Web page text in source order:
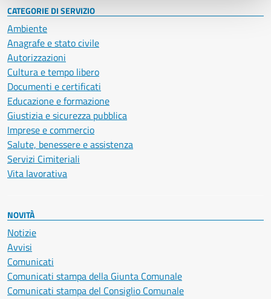
CATEGORIE DI SERVIZIO
Ambiente
Anagrafe e stato civile
Autorizzazioni
Cultura e tempo libero
Documenti e certificati
Educazione e formazione
Giustizia e sicurezza pubblica
Imprese e commercio
Salute, benessere e assistenza
Servizi Cimiteriali
Vita lavorativa
NOVITÀ
Notizie
Avvisi
Comunicati
Comunicati stampa della Giunta Comunale
Comunicati stampa del Consiglio Comunale